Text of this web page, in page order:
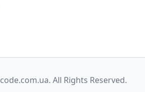
All Rights Reserved.